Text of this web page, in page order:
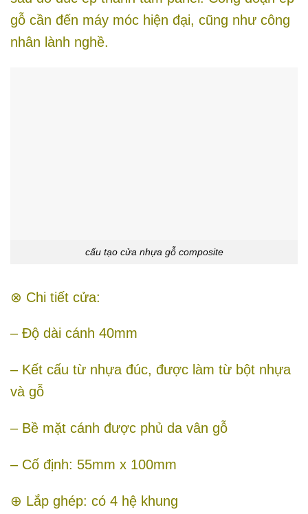
gỗ cần đến máy móc hiện đại, cũng như công
nhân lành nghề.
cấu tạo cửa nhựa gỗ composite
⊗ Chi tiết cửa:
– Độ dài cánh 40mm
– Kết cấu từ nhựa đúc, được làm từ bột nhựa
và gỗ
– Bề mặt cánh được phủ da vân gỗ
– Cố định: 55mm x 100mm
⊕ Lắp ghép: có 4 hệ khung